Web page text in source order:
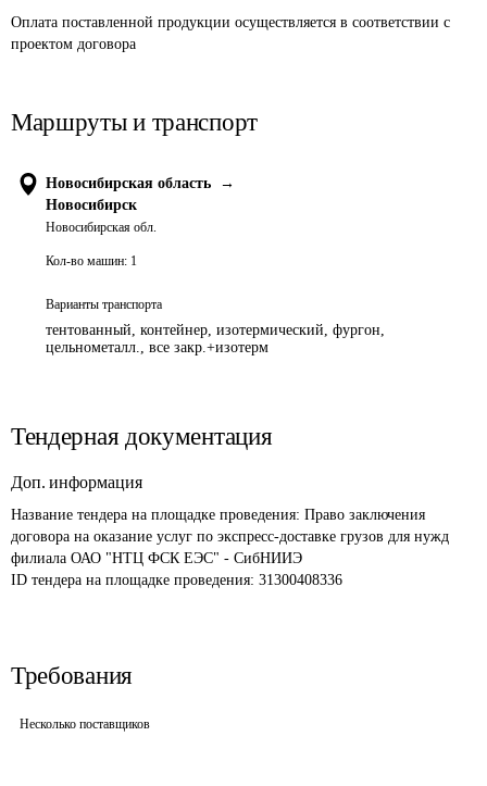
Оплата поставленной продукции осуществляется в соответствии с
проектом договора
Маршруты и транспорт
Новосибирская область
→
Новосибирск
Новосибирская обл.
Кол-во машин: 1
Варианты транспорта
тентованный, контейнер, изотермический, фургон,
цельнометалл., все закр.+изотерм
Тендерная документация
Доп. информация
Название тендера на площадке проведения: Право заключения
договора на оказание услуг по экспресс-доставке грузов для нужд
филиала ОАО "НТЦ ФСК ЕЭС" - СибНИИЭ
ID тендера на площадке проведения: 31300408336
Требования
Несколько поставщиков